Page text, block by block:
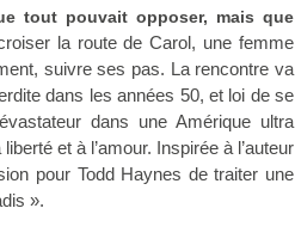
tout pouvait opposer, mais que
la route de Carol, une femme
suivre ses pas. La rencontre va
dans les années 50, et loi de se
dans une Amérique ultra
et à l’amour. Inspirée à l’auteur
pour Todd Haynes de traiter une
».